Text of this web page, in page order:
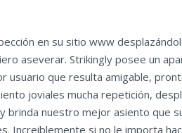
en su sitio www
aseverar. Strikingly posee un
usuario que resulta amigable,
joviales mucha repetición,
brinda nuestro mejor asiento que
Increiblemente si no le importa